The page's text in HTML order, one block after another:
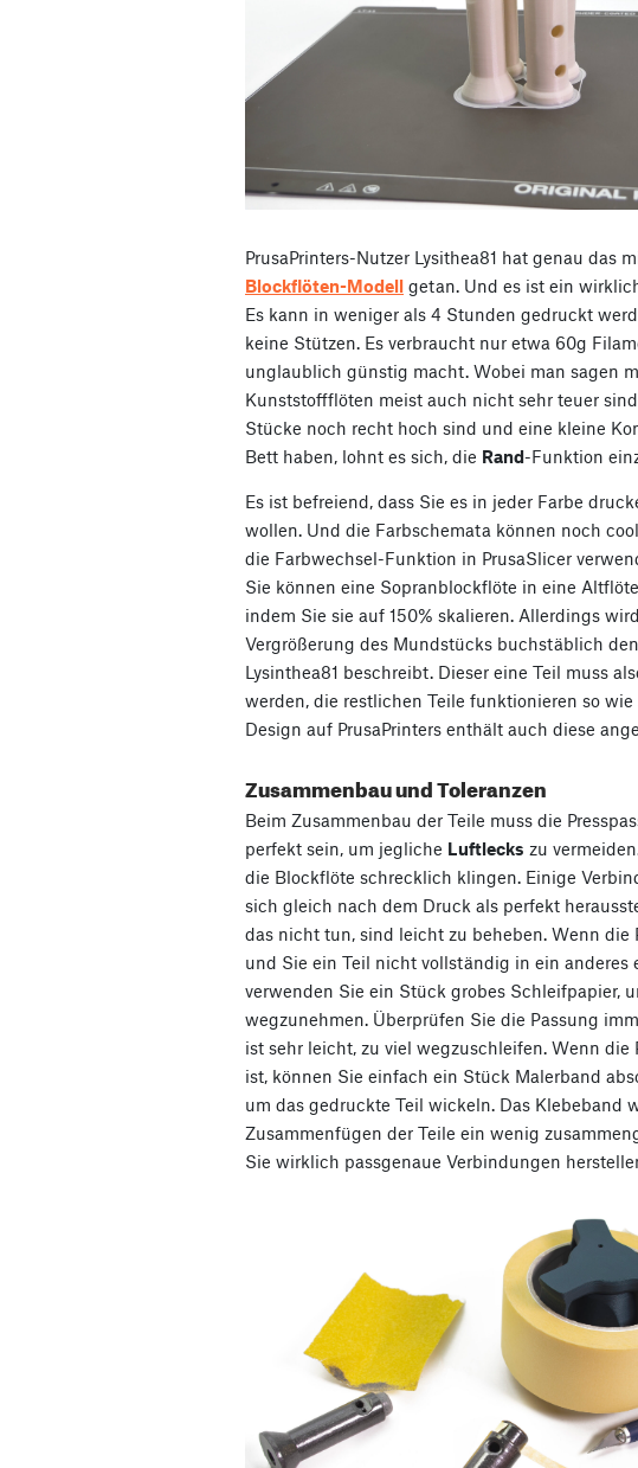
PrusaPrinters-Nutzer Lysithea81 hat genau das
Blockflöten-Modell getan. Und es ist ein
Es kann in weniger als 4 Stunden gedruckt
keine Stützen. Es verbraucht nur etwa 60g
unglaublich günstig macht. Wobei man sagen
Kunststoffflöten meist auch nicht sehr teuer
Stücke noch recht hoch sind und eine kleine
Bett haben, lohnt es sich, die Rand-Funktion
Es ist befreiend, dass Sie es in jeder Farbe
wollen. Und die Farbschemata können noch
die Farbwechsel-Funktion in PrusaSlicer
Sie können eine Sopranblockflöte in eine
indem Sie sie auf 150% skalieren. Allerdings
Vergrößerung des Mundstücks buchstäblich
Lysinthea81 beschreibt. Dieser eine Teil muss
werden, die restlichen Teile funktionieren so wie
Design auf PrusaPrinters enthält auch diese
Zusammenbau und Toleranzen
Beim Zusammenbau der Teile muss die
perfekt sein, um jegliche Luftlecks zu
die Blockflöte schrecklich klingen. Einige
sich gleich nach dem Druck als perfekt
das nicht tun, sind leicht zu beheben. Wenn die
und Sie ein Teil nicht vollständig in ein anderes
verwenden Sie ein Stück grobes Schleifpapier,
wegzunehmen. Überprüfen Sie die Passung
ist sehr leicht, zu viel wegzuschleifen. Wenn die
ist, können Sie einfach ein Stück Malerband
um das gedruckte Teil wickeln. Das Klebeband
Zusammenfügen der Teile ein wenig
Sie wirklich passgenaue Verbindungen